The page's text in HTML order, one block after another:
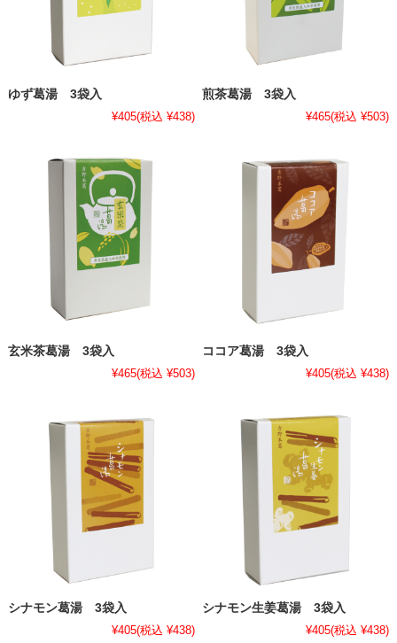
ゆず葛湯 3袋入
¥405(税込 ¥438)
煎茶葛湯 3袋入
¥465(税込 ¥503)
玄米茶葛湯 3袋入
¥465(税込 ¥503)
ココア葛湯 3袋入
¥405(税込 ¥438)
シナモン葛湯 3袋入
¥405(税込 ¥438)
シナモン生姜葛湯 3袋入
¥405(税込 ¥438)